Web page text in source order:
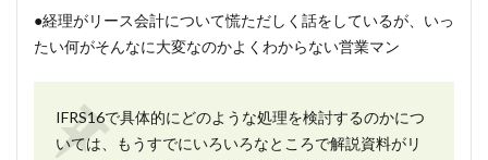
●経理がリース会計について慌ただしく話をしているが、いっ
たい何がそんなに大変なのかよくわからない営業マン
IFRS16で具体的にどのような処理を検討するのかにつ
いては、もうすでにいろいろなところで解説資料がリ